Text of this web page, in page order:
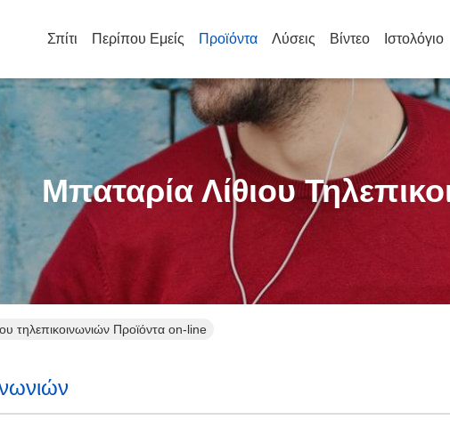
Σπίτι Περίπου Εμείς Προϊόντα Λύσεις Βίντεο Ιστολόγιο
Μπαταρία Λίθιου
τηλεπικοινωνιών Προϊόντα on-line